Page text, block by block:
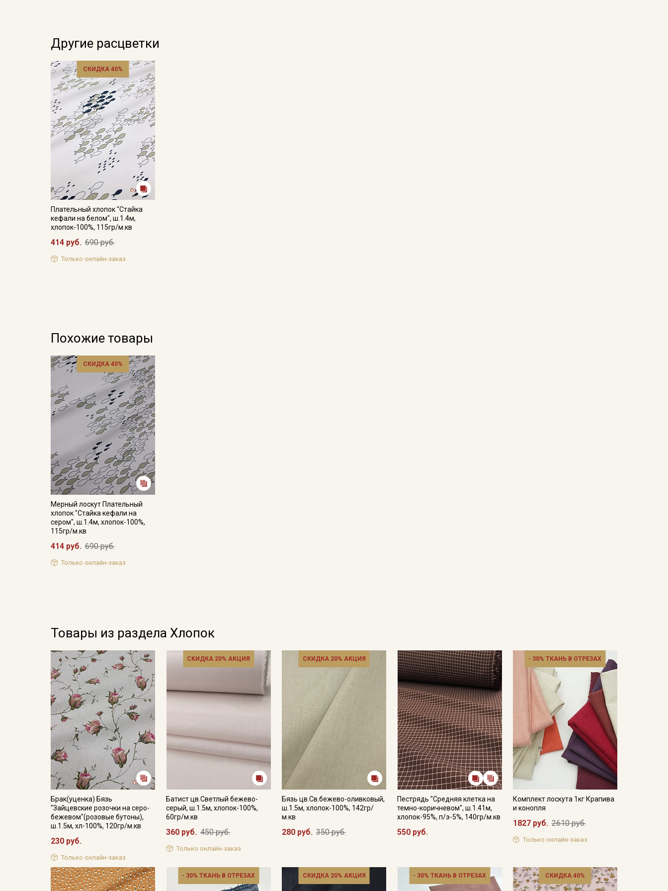
Другие расцветки
СКИДКА 40%
Плательный хлопок "Стайка
кефали на белом", ш.1.4м,
хлопок-100%, 115гр/м.кв
414 руб. 690 руб.
Только онлайн-заказ
Похожие товары
СКИДКА 40%
Мерный лоскут Плательный
хлопок "Стайка кефали на
сером", ш.1.4м, хлопок-100%,
115гр/м.кв
414 руб. 690 руб.
Только онлайн-заказ
Товары из раздела Хлопок
Брак(уценка) Бязь
"Зайцевские розочки на серо-
бежевом"(розовые бутоны),
ш.1.5м, хл-100%, 120гр/м.кв
230 руб.
Только онлайн-заказ
СКИДКА 20% АКЦИЯ
Батист цв.Светлый бежево-
серый, ш.1.5м, хлопок-100%,
60гр/м.кв
360 руб. 450 руб.
Только онлайн-заказ
СКИДКА 20% АКЦИЯ
Бязь цв.Св.бежево-оливковый,
ш.1.5м, хлопок-100%, 142гр/
м.кв
280 руб. 350 руб.
Пестрядь "Средняя клетка на
темно-коричневом", ш.1.41м,
хлопок-95%, п/э-5%, 140гр/м.кв
550 руб.
- 30% ТКАНЬ В ОТРЕЗАХ
Комплект лоскута 1кг Крапива
и конопля
1827 руб. 2610 руб.
Только онлайн-заказ
- 30% ТКАНЬ В ОТРЕЗАХ СКИДКА 20% АКЦИЯ - 30% ТКАНЬ В ОТРЕЗАХ СКИДКА 40%